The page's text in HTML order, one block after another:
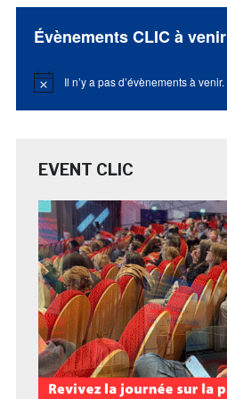
Évènements CLIC à venir
Notice Il n’y a pas d’évènements à venir.
EVENT CLIC